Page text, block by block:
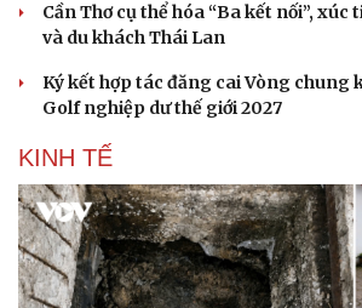
Âm nhạc
Di sản
Sao Việt
Cần Thơ cụ thể hóa “Ba kết nối”,
và du khách Thái Lan
Ký kết hợp tác đăng cai Vòng chung
Golf nghiệp dư thế giới 2027
KINH TẾ